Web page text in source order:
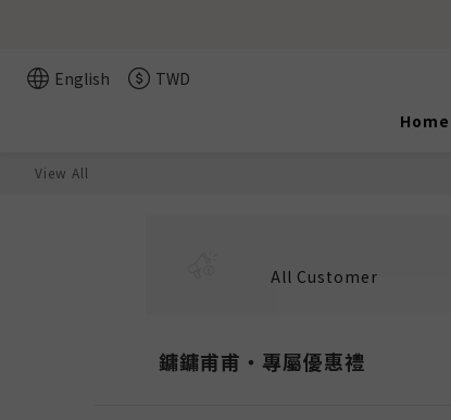
English
TWD
Home
View All
All Customer
鏞鏞甫甫‧專屬優惠禮